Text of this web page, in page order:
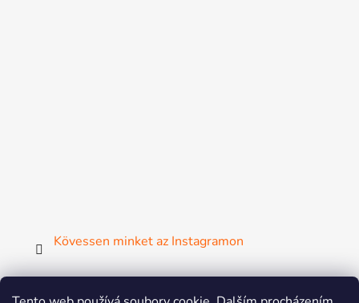
Kövessen minket az Instagramon